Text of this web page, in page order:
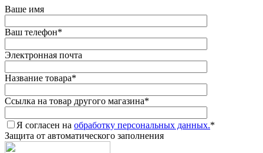
Ваше имя
Ваш телефон*
Электронная почта
Название товара*
Ссылка на товар другого магазина*
Я согласен на обработку персональных данных.*
Защита от автоматического заполнения